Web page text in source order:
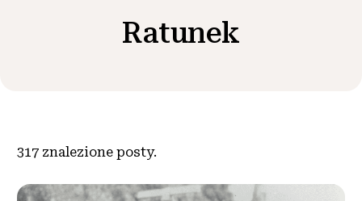
Zasoby dla nauczycieli
Zaangażować się
Ratunek
317 znalezione posty.